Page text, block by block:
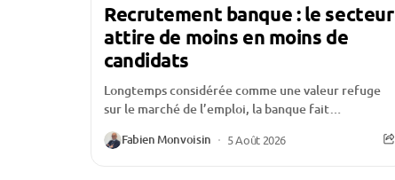
Recrutement banque : le secteur
attire de moins en moins de
candidats
Longtemps considérée comme une valeur refuge
sur le marché de l’emploi, la banque fait
aujourd’hui face à une crise d’attractivité qui
inquiète l’ensemble...
Fabien Monvoisin 5 Août 2026